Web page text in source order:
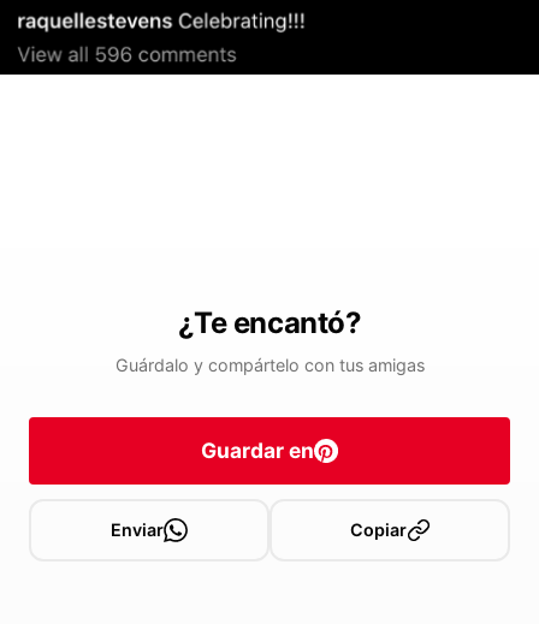
¿Te encantó?
Guárdalo y compártelo con tus amigas
Guardar en
Enviar Copiar